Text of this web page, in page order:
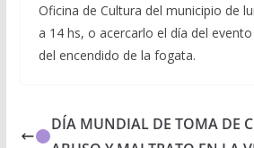
Oficina de Cultura del municipio de
a 14 hs, o acercarlo el día del
del encendido de la fogata.
DÍA MUNDIAL DE TOMA DE